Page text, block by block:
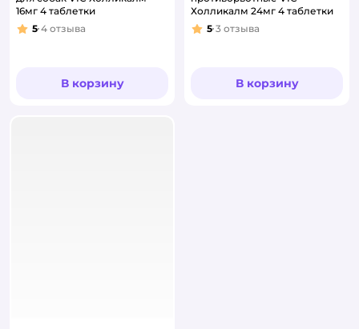
16мг 4 таблетки
Рейтинг:
5 4 отзыва
В корзину
Холликалм 24мг 4 таблетки
Рейтинг:
5 3 отзыва
В корзину